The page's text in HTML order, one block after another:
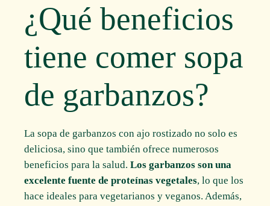
¿Qué beneficios
tiene comer sopa
de garbanzos?
La sopa de garbanzos con ajo rostizado no solo es
deliciosa, sino que también ofrece numerosos
beneficios para la salud.Los garbanzos son una
excelente fuente de proteínas vegetales, lo que los
hace ideales para vegetarianos y veganos. Además,